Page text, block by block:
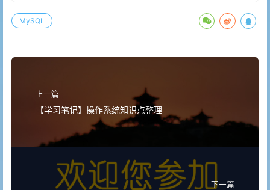
MySQL
上一篇
【学习笔记】操作系统知识点整理
下一篇